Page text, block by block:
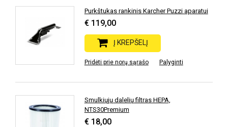
Purkštukas rankinis Karcher Puzzi aparatui
€ 119,00
Į KREPŠELĮ
Pridėti prie norų sąrašo Palyginti
Smulkiųjų dalelių filtras HEPA,
NTS30Premium
€ 18,00